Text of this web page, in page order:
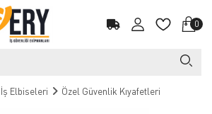
0
İş Elbiseleri Özel Güvenlik Kıyafetleri